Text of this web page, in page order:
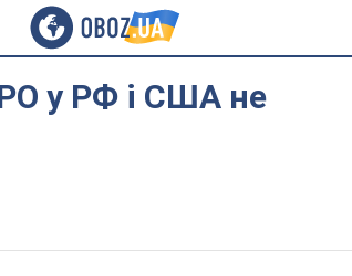
у РФ і США не